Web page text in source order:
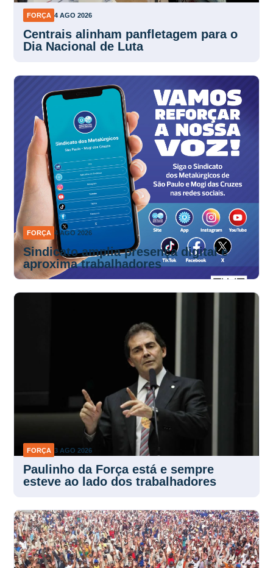
FORÇA 4 AGO 2026
Centrais alinham panfletagem para o
Dia Nacional de Luta
FORÇA 4 AGO 2026
Sindicato amplia presença digital e
aproxima trabalhadores
FORÇA 3 AGO 2026
Paulinho da Força está e sempre
esteve ao lado dos trabalhadores